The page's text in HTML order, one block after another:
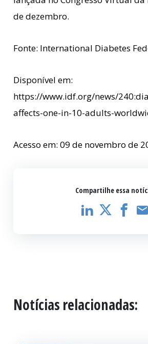
de dezembro.
Fonte: International Diabetes
Disponível em:
https://www.idf.org/news/
affects-one-in-10-adults-
Acesso em: 09 de novembro de
Compartilhe essa
Notícias relacionadas: